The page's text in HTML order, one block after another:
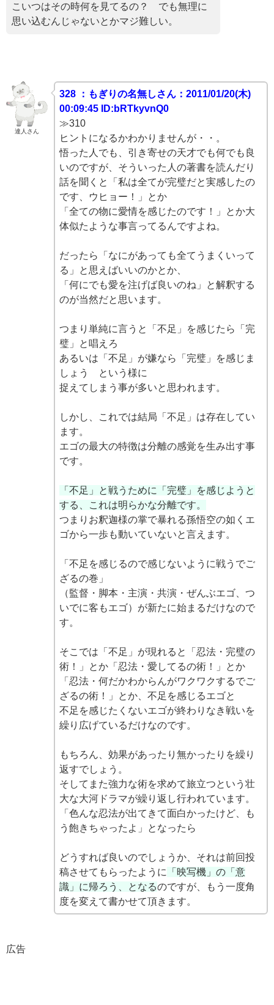
こいつはその時何を見てるの？ でも無理に
思い込むんじゃないとかマジ難しい。
達人さん
328 ：もぎりの名無しさん：2011/01/20(木)
00:09:45 ID:bRTkyvnQ0
≫310
ヒントになるかわかりませんが・・。
悟った人でも、引き寄せの天才でも何でも良
いのですが、そういった人の著書を読んだり
話を聞くと「私は全てが完璧だと実感したの
です、ウヒョー！」とか
「全ての物に愛情を感じたのです！」とか大
体似たような事言ってるんですよね。
だったら「なにがあっても全てうまくいって
る」と思えばいいのかとか、
「何にでも愛を注げば良いのね」と解釈する
のが当然だと思います。
つまり単純に言うと「不足」を感じたら「完
璧」と唱えろ
あるいは「不足」が嫌なら「完璧」を感じま
しょう という様に
捉えてしまう事が多いと思われます。
しかし、これでは結局「不足」は存在してい
ます。
エゴの最大の特徴は分離の感覚を生み出す事
です。
「不足」と戦うために「完璧」を感じようと
する、これは明らかな分離です。
つまりお釈迦様の掌で暴れる孫悟空の如くエ
ゴから一歩も動いていないと言えます。
「不足を感じるので感じないように戦うでご
ざるの巻」
（監督・脚本・主演・共演・ぜんぶエゴ、つ
いでに客もエゴ）が新たに始まるだけなので
す。
そこでは「不足」が現れると「忍法・完璧の
術！」とか「忍法・愛してるの術！」とか
「忍法・何だかわからんがワクワクするでご
ざるの術！」とか、不足を感じるエゴと
不足を感じたくないエゴが終わりなき戦いを
繰り広げているだけなのです。
もちろん、効果があったり無かったりを繰り
返すでしょう。
そしてまた強力な術を求めて旅立つという壮
大な大河ドラマが繰り返し行われています。
「色んな忍法が出てきて面白かったけど、も
う飽きちゃったよ」となったら
どうすれば良いのでしょうか、それは前回投
稿させてもらったように
「映写機」の「意
識」に帰ろう、となるのですが、もう一度角
度を変えて書かせて頂きます。
広告